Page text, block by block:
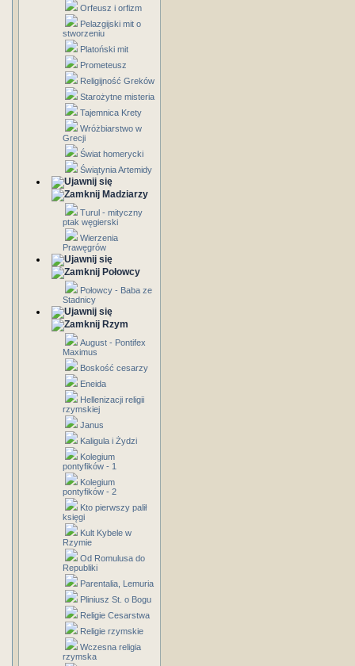
Orfeusz i orfizm
Pelazgijski mit o
stworzeniu
Platoński mit
Prometeusz
Religijność Greków
Starożytne misteria
Tajemnica Krety
Wróżbiarstwo w
Grecji
Świat homerycki
Świątynia Artemidy
Madziarzy
Turul - mityczny
ptak węgierski
Wierzenia
Prawęgrów
Połowcy
Połowcy - Baba ze
Stadnicy
Rzym
August - Pontifex
Maximus
Boskość cesarzy
Eneida
Hellenizacji religii
rzymskiej
Janus
Kaligula i Żydzi
Kolegium
pontyfików - 1
Kolegium
pontyfików - 2
Kto pierwszy palił
księgi
Kult Kybele w
Rzymie
Od Romulusa do
Republiki
Parentalia, Lemuria
Pliniusz St. o Bogu
Religie Cesarstwa
Religie rzymskie
Wczesna religia
rzymska